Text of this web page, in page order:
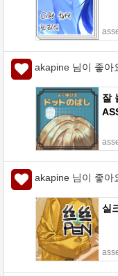
akapine 님이 좋아
잘
akapine 님이 좋아
실